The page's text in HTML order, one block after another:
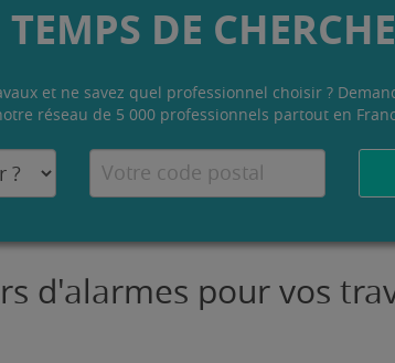
TEMPS DE
et ne savez quel professionnel choisir ?
réseau de 5 000 professionnels partout en
d'alarmes pour vos